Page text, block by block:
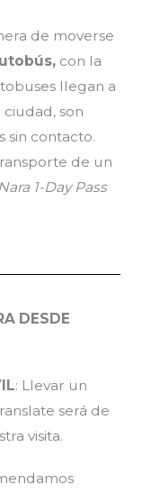
de moverse
con la
llegan a
son
sin contacto.
de un
Nara 1-Day Pass
DESDE
: Llevar un
será de
visita.